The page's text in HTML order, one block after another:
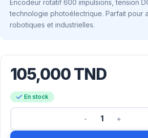
Encodeur rotatif 600 impulsions, tension
technologie photoélectrique. Parfait pour
robotiques et industrielles.
105,000TND
En stock